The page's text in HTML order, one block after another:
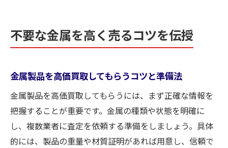
不要な金属を高く売るコツを伝授
金属製品を高価買取してもらうコツと準備法
金属製品を高価買取してもらうには、まず正確な情報を
把握することが重要です。金属の種類や状態を明確に
し、複数業者に査定を依頼する準備をしましょう。具体
的には、製品の重量や材質証明があれば用意し、信頼で